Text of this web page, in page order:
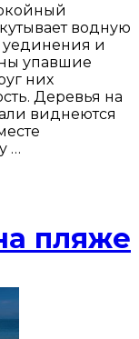
водную
уединения и
упавшие
них
Деревья на
виднеются
…
пляже